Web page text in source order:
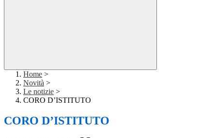
Home >
Novità >
Le notizie >
CORO D’ISTITUTO
CORO D’ISTITUTO